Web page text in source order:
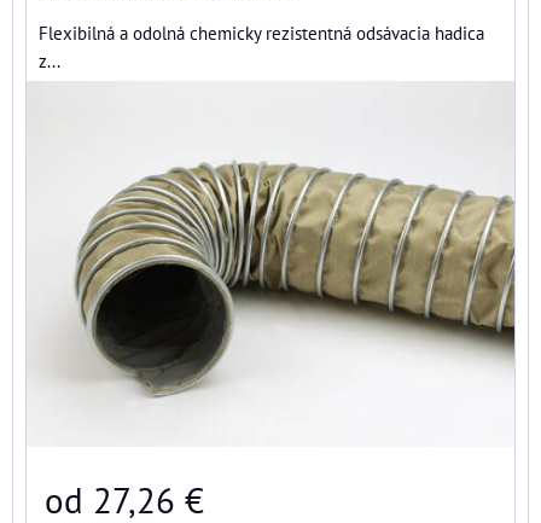
Flexibilná a odolná chemicky rezistentná odsávacia hadica
z...
od 27,26 €